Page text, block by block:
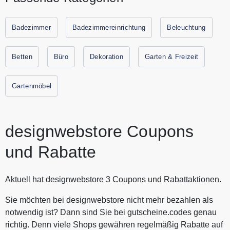
aber auch für Außenbereiche. Top Marken wie Baxter,
Classicon, Ingo Maurer oder Living Divani stellt
designwebstore im Netz mit eigenen Bildern. Entdecken Sie
mehr zum besten Preis. Sparen Sie jetzt durch
Gutscheine.codes mit den aktuellen Gutscheinen und
Badezimmer Badezimmereinrichtung Beleuchtung
Betten Büro Dekoration Garten & Freizeit
Gartenmöbel
designwebstore Coupons
und Rabatte
Aktuell hat designwebstore 3 Coupons und Rabattaktionen.
Sie möchten bei designwebstore nicht mehr bezahlen als
notwendig ist? Dann sind Sie bei gutscheine.codes genau
richtig. Denn viele Shops gewähren regelmäßig Rabatte auf